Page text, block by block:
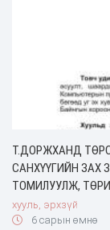
Т.ДОРЖХАНД
САНХҮҮГИЙН ЗАХ
ТОМИЛУУЛЖ,
хууль, эрхзүй
6 сарын өмнө